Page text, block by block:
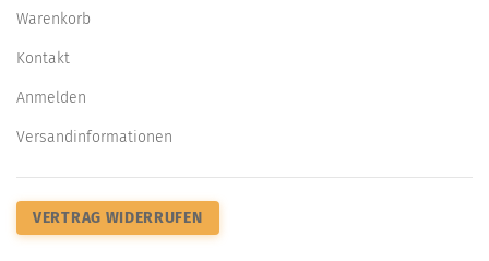
Warenkorb
Kontakt
Anmelden
Versandinformationen
VERTRAG WIDERRUFEN